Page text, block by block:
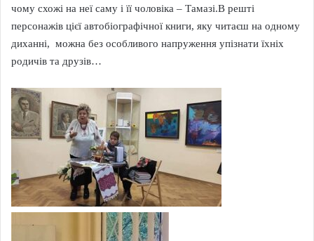
чому схожі на неї саму і її чоловіка – Тамазі.В решті
персонажів цієї автобіографічної книги, яку читаєш на одному
диханні, можна без особливого напруження упізнати їхніх
родичів та друзів…